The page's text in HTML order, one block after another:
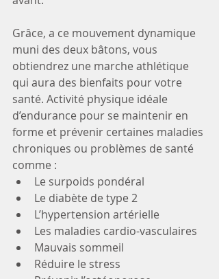
Grâce, a ce mouvement dynamique
muni des deux bâtons, vous
obtiendrez une marche athlétique
qui aura des bienfaits pour votre
santé. Activité physique idéale
d’endurance pour se maintenir en
forme et prévenir certaines maladies
chroniques ou problèmes de santé
comme :
Le surpoids pondéral
Le diabète de type 2
L’hypertension artérielle
Les maladies cardio-vasculaires
Mauvais sommeil
Réduire le stress